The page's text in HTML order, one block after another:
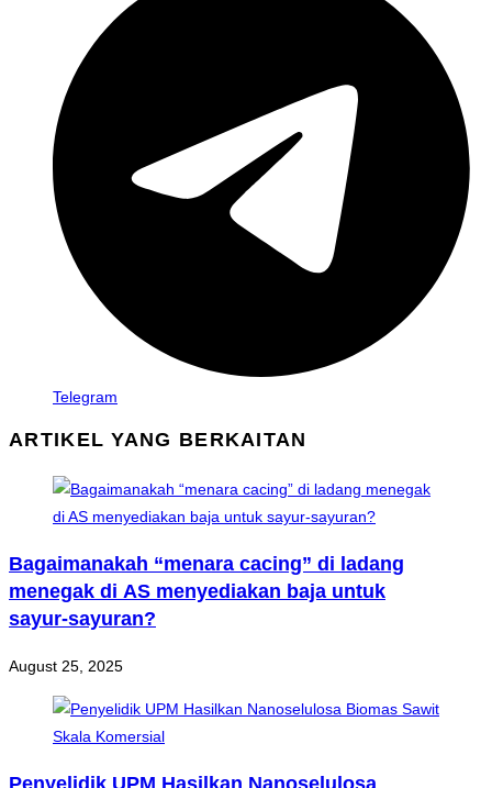
Telegram
ARTIKEL YANG BERKAITAN
Bagaimanakah “menara cacing” di ladang
menegak di AS menyediakan baja untuk
sayur-sayuran?
August 25, 2025